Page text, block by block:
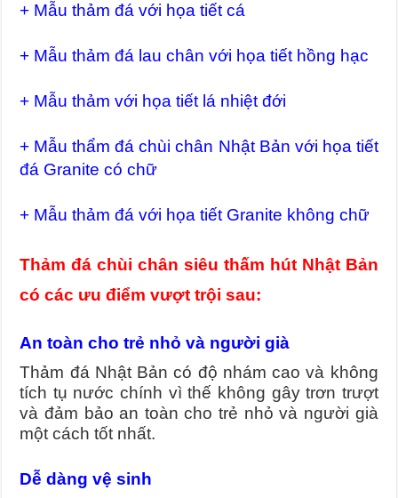
+ Mẫu thảm đá với họa tiết cá
+ Mẫu thảm đá lau chân với họa tiết hồng hạc
+ Mẫu thảm với họa tiết lá nhiệt đới
+ Mẫu thẩm đá chùi chân Nhật Bản với họa tiết
đá Granite có chữ
+ Mẫu thảm đá với họa tiết Granite không chữ
Thảm đá chùi chân siêu thấm hút Nhật Bản
có các ưu điểm vượt trội sau:
An toàn cho trẻ nhỏ và người già
Thảm đá Nhật Bản có độ nhám cao và không
tích tụ nước chính vì thế không gây trơn trượt
và đảm bảo an toàn cho trẻ nhỏ và người già
một cách tốt nhất.
Dễ dàng vệ sinh